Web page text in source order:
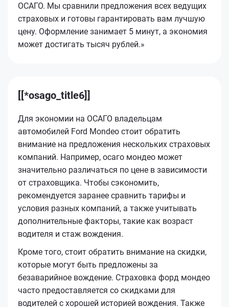
ОСАГО. Мы сравнили предложения всех ведущих
страховых и готовы гарантировать вам лучшую
цену. Оформление занимает 5 минут, а экономия
может достигать тысяч рублей.»
[[*osago_title6]]
Для экономии на ОСАГО владельцам
автомобилей Ford Mondeo стоит обратить
внимание на предложения нескольких страховых
компаний. Например, осаго мондео может
значительно различаться по цене в зависимости
от страховщика. Чтобы сэкономить,
рекомендуется заранее сравнить тарифы и
условия разных компаний, а также учитывать
дополнительные факторы, такие как возраст
водителя и стаж вождения.
Кроме того, стоит обратить внимание на скидки,
которые могут быть предложены за
безаварийное вождение. Страховка форд мондео
часто предоставляется со скидками для
водителей с хорошей историей вождения. Также